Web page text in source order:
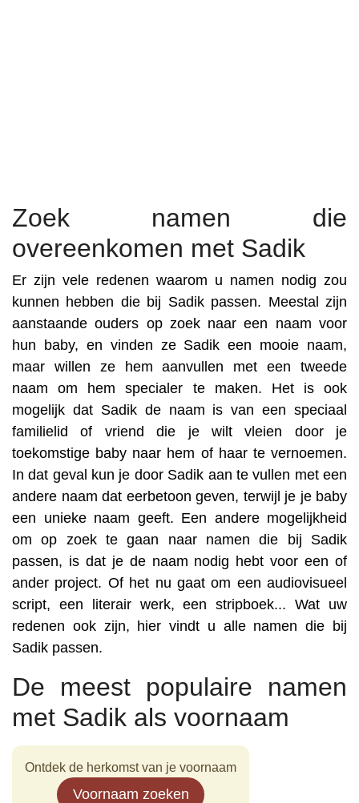
Zoek namen die
overeenkomen met Sadik
Er zijn vele redenen waarom u namen nodig zou
kunnen hebben die bij Sadik passen. Meestal zijn
aanstaande ouders op zoek naar een naam voor
hun baby, en vinden ze Sadik een mooie naam,
maar willen ze hem aanvullen met een tweede
naam om hem specialer te maken. Het is ook
mogelijk dat Sadik de naam is van een speciaal
familielid of vriend die je wilt vleien door je
toekomstige baby naar hem of haar te vernoemen.
In dat geval kun je door Sadik aan te vullen met een
andere naam dat eerbetoon geven, terwijl je je baby
een unieke naam geeft. Een andere mogelijkheid
om op zoek te gaan naar namen die bij Sadik
passen, is dat je de naam nodig hebt voor een of
ander project. Of het nu gaat om een audiovisueel
script, een literair werk, een stripboek... Wat uw
redenen ook zijn, hier vindt u alle namen die bij
Sadik passen.
De meest populaire namen
met Sadik als voornaam
Ontdek de herkomst van je voornaam
Voornaam zoeken